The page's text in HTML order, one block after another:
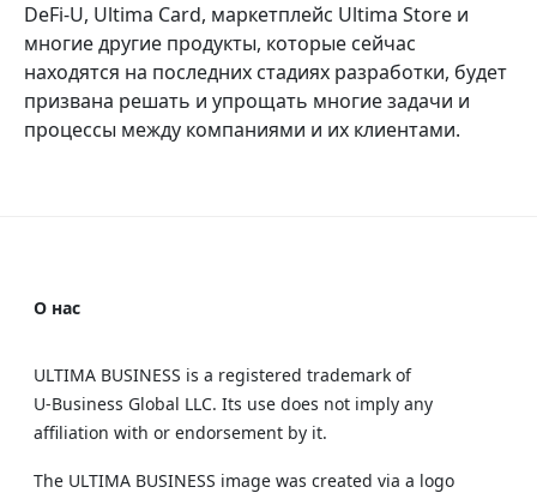
DeFi-U, Ultima Card, маркетплейс Ultima Store и
многие другие продукты, которые сейчас
находятся на последних стадиях разработки, будет
призвана решать и упрощать многие задачи и
процессы между компаниями и их клиентами.
О нас
ULTIMA BUSINESS is a registered trademark of
U‑Business Global LLC. Its use does not imply any
affiliation with or endorsement by it.
The ULTIMA BUSINESS image was created via a logo